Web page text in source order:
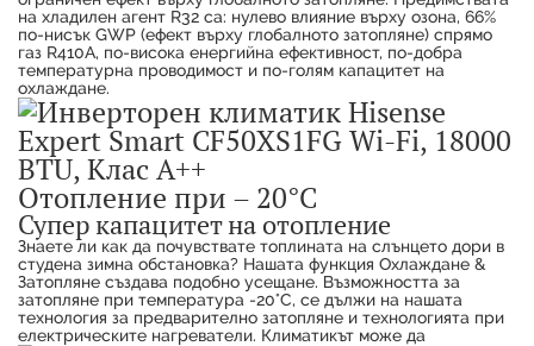
на хладилен агент R32 са: нулево влияние върху озона, 66%
по-нисък GWP (ефект върху глобалното затопляне) спрямо
газ R410A, по-висока енергийна ефективност, по-добра
температурна проводимост и по-голям капацитет на
охлаждане.
Отопление при – 20°C
Супер капацитет на отопление
Знаете ли как да почувствате топлината на слънцето дори в
студена зимна обстановка? Нашата функция Охлаждане &
Затопляне създава подобно усещане. Възможността за
затопляне при температура -20°C, се дължи на нашата
технология за предварително затопляне и технологията при
електрическите нагреватели. Климатикът може да